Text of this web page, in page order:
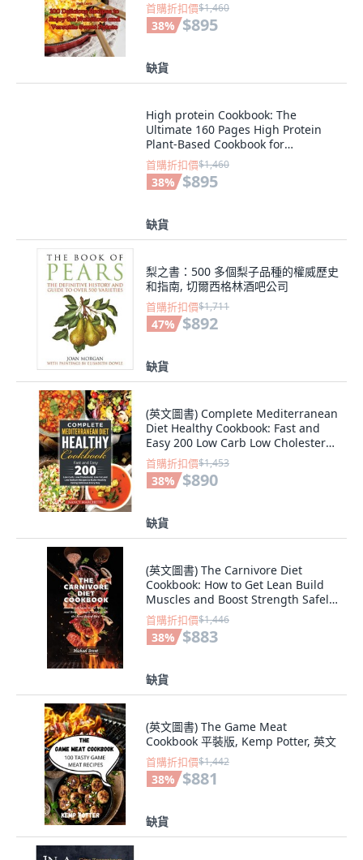
首購折扣價$1,460
38% $895
缺貨
High protein Cookbook: The
Ultimate 160 Pages High Protein
Plant-Based Cookbook for
Maximum Muscle G... 精裝版,
Regina Daniel, 英文
首購折扣價$1,460
38% $895
缺貨
梨之書：500 多個梨子品種的權威歷史
和指南, 切爾西格林酒吧公司
首購折扣價$1,711
47% $892
缺貨
(英文圖書) Complete Mediterranean
Diet Healthy Cookbook: Fast and
Easy 200 Low Carb Low Cholesterol
Lo... 精裝版, Bm Ecommerce
Management, 英文
首購折扣價$1,453
38% $890
缺貨
(英文圖書) The Carnivore Diet
Cookbook: How to Get Lean Build
Muscles and Boost Strength Safely
with th... 精裝版, Michael Brent, 英
文
首購折扣價$1,446
38% $883
缺貨
(英文圖書) The Game Meat
Cookbook 平裝版, Kemp Potter, 英文
首購折扣價$1,442
38% $881
缺貨